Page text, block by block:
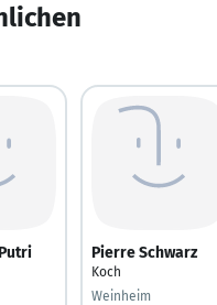
Pierre Schwarz
Koch
Weinheim